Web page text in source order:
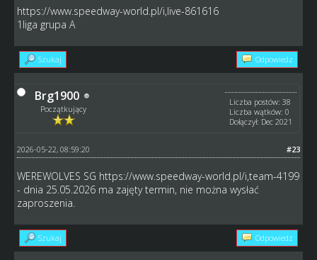
https://www.speedway-world.pl/i,live-861616
1liga grupa A
Szukaj Odpowiedz
Brg1900
Początkujący
Liczba postów: 38
Liczba wątków: 0
Dołączył: Dec 2021
#23
2026-05-22, 08:59:20
WEREWOLVES SG https://www.speedway-world.pl/i,team-4199
- dnia 25.05.2026 ma zajęty termin, nie można wysłać
zaproszenia.
Szukaj Odpowiedz